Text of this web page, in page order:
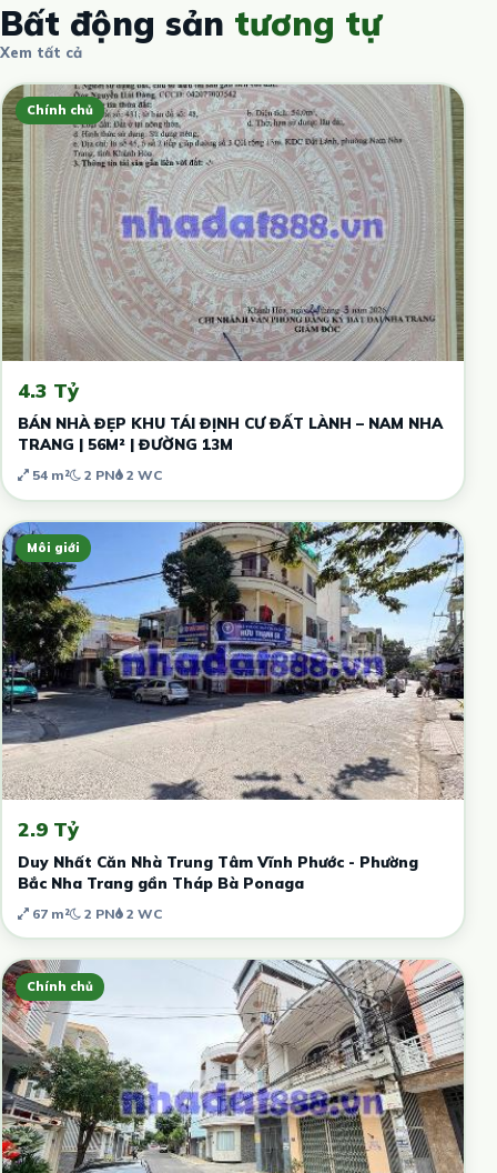
Bất động sản tương tự
Xem tất cả
Chính chủ
4.3 Tỷ
BÁN NHÀ ĐẸP KHU TÁI ĐỊNH CƯ ĐẤT LÀNH – NAM NHA
TRANG | 56M² | ĐƯỜNG 13M
54 m² 2 PN 2 WC
Môi giới
2.9 Tỷ
Duy Nhất Căn Nhà Trung Tâm Vĩnh Phước - Phường
Bắc Nha Trang gần Tháp Bà Ponaga
67 m² 2 PN 2 WC
Chính chủ